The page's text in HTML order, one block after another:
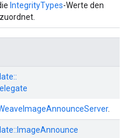
IntegrityTypes-Werte den
.
ImageAnnounce